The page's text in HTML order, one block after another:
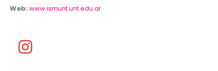
Web: www.ismunt.unt.edu.ar